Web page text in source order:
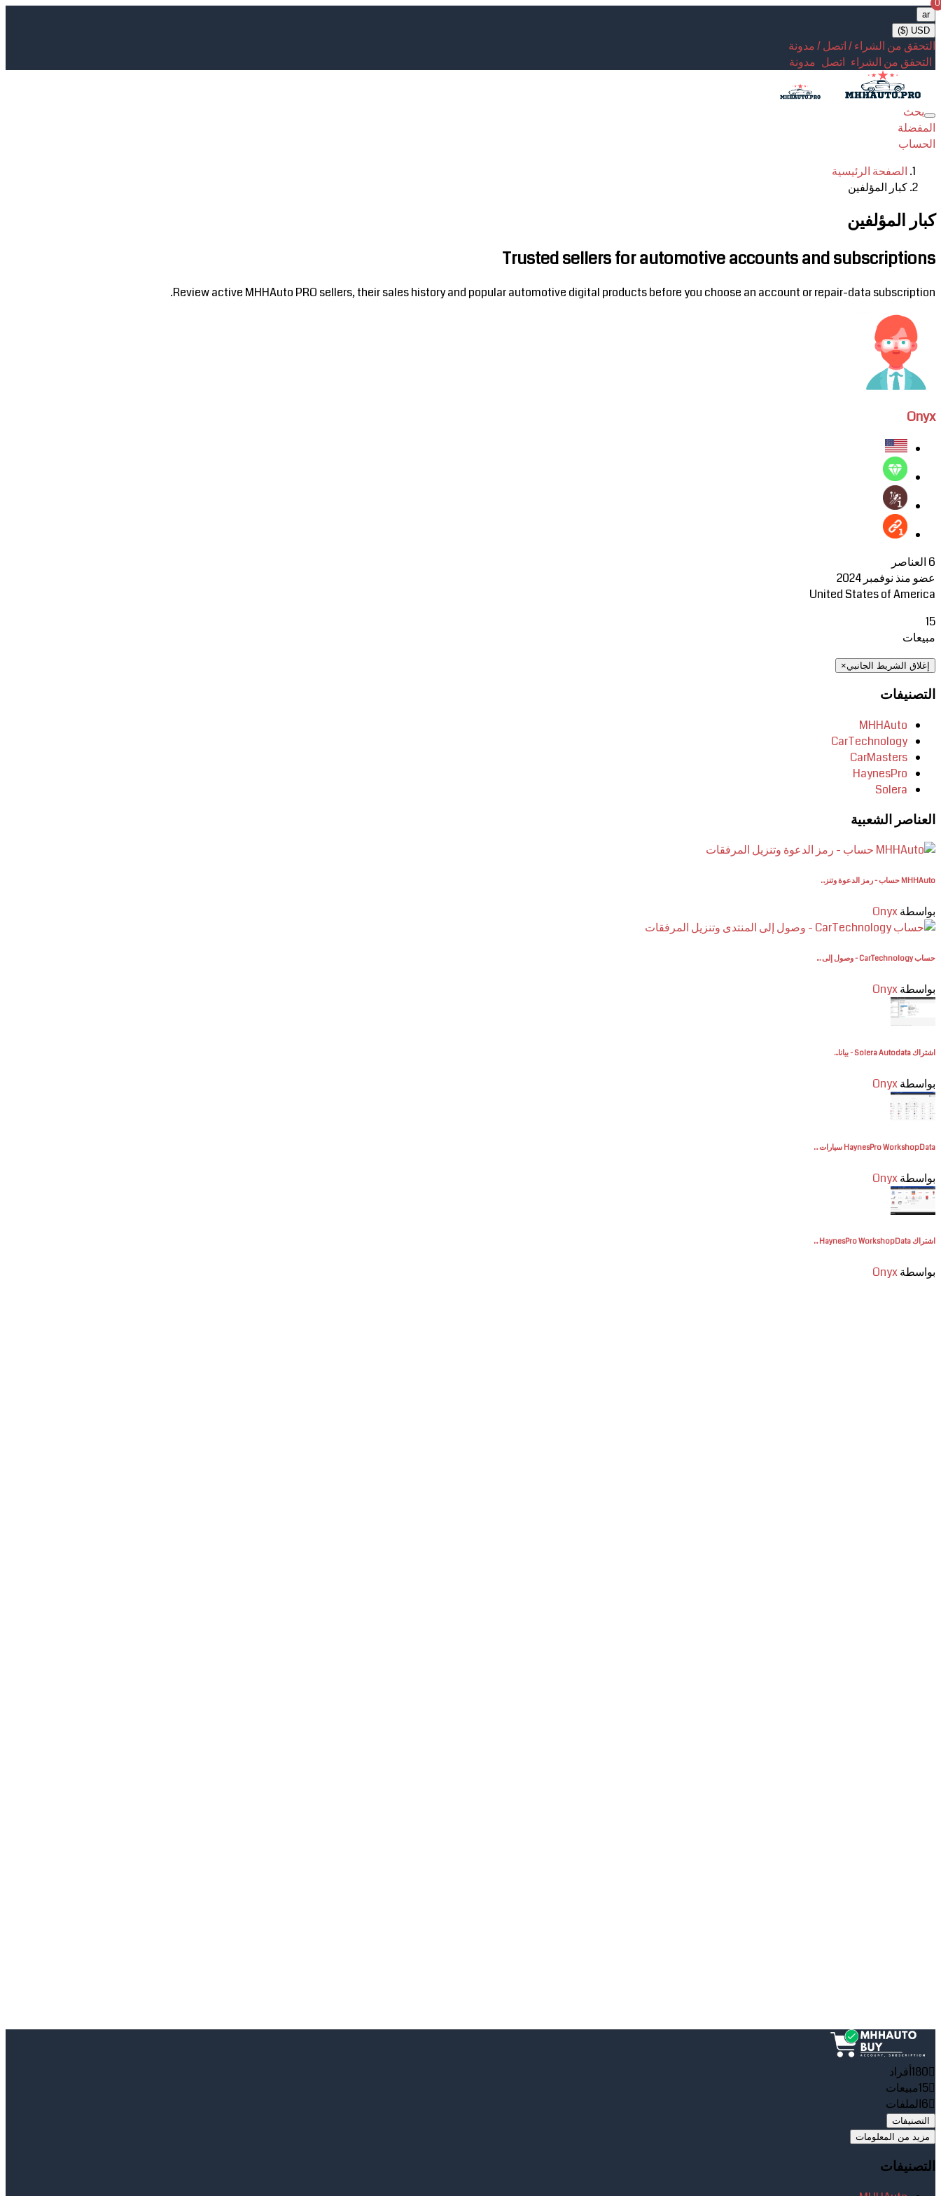
ar
USD ($)
التحقق من الشراء / اتصل / مدونة
التحقق من الشراء اتصل مدونة
Toggle
navigation
بحث
المفضلة
الحساب
0
الصفحة الرئيسية
كبار المؤلفين
كبار المؤلفين
Trusted sellers for automotive accounts and subscriptions
Review active MHHAuto PRO sellers, their sales history and popular automotive digital products before you choose an account or repair-data subscription.
Onyx
6 العناصر
عضو منذ نوفمبر 2024
United States of America
15
مبيعات
إغلاق الشريط الجانبي×
التصنيفات
MHHAuto
CarTechnology
CarMasters
HaynesPro
Solera
العناصر الشعبية
MHHAuto حساب - رمز الدعوة وتنز...
بواسطةOnyx
حساب CarTechnology - وصول إلى ...
بواسطةOnyx
اشتراك Solera Autodata - بيانا...
بواسطةOnyx
HaynesPro WorkshopData سيارات ...
بواسطةOnyx
اشتراك HaynesPro WorkshopData ...
بواسطةOnyx
180أفراد
15مبيعات
6الملفات
التصنيفات
مزيد من المعلومات
التصنيفات